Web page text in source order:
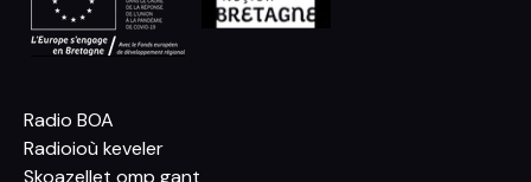
Radio BOA
Radioioù keveler
Skoazellet omp gant